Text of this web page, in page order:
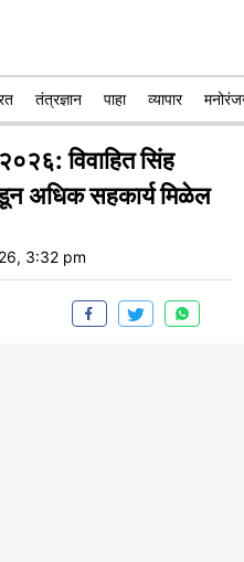
तंत्रज्ञान पाहा व्यापार
विवाहित सिंह
अधिक सहकार्य मिळेल
3:32 pm